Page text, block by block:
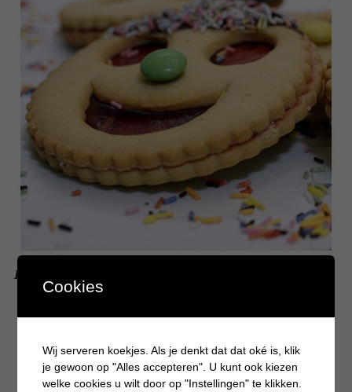
Redenen om een kinderfeestje buitenshuis te vieren
Cookies
Wij serveren koekjes. Als je denkt dat dat oké is, klik
je gewoon op "Alles accepteren". U kunt ook kiezen
welke cookies u wilt door op "Instellingen" te klikken.